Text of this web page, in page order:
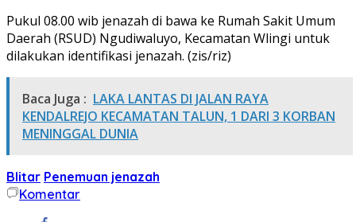
Pukul 08.00 wib jenazah di bawa ke Rumah Sakit Umum
Daerah (RSUD) Ngudiwaluyo, Kecamatan Wlingi untuk
dilakukan identifikasi jenazah. (zis/riz)
Baca Juga : LAKA LANTAS DI JALAN RAYA
KENDALREJO KECAMATAN TALUN, 1 DARI 3 KORBAN
MENINGGAL DUNIA
Blitar Penemuan jenazah
Komentar